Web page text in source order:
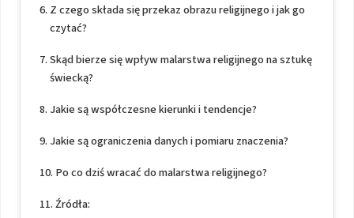
Z czego składa się przekaz obrazu religijnego i jak go
czytać?
Skąd bierze się wpływ malarstwa religijnego na sztukę
świecką?
Jakie są współczesne kierunki i tendencje?
Jakie są ograniczenia danych i pomiaru znaczenia?
Po co dziś wracać do malarstwa religijnego?
Źródła: